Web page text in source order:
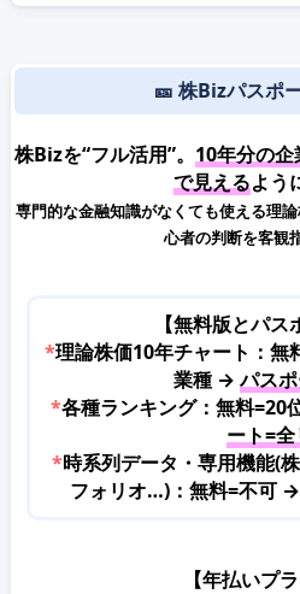
🎫 株Bizパスポ
株Bizを“フル活用”。 10年分の
で見えるよう
専門的な金融知識がなくても使える理
心者の判断を客観
【無料版とパス
*理論株価10年チャート：無
業種 →パス
*各種ランキング：無料
ート=全
*時系列データ・専用機能(
フォリオ…)：無料=不可
【年払いプ